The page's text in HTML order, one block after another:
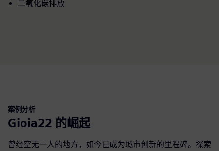
二氧化碳排放
案例分析
Gioia22 的崛起
曾经空无一人的地方，如今已成为城市创新的里程碑。探索